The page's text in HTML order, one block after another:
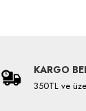
KARGO
350TL ve